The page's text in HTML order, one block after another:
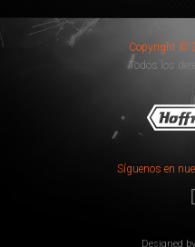
Copyright ©
Todos los
Síguenos en
Designed by